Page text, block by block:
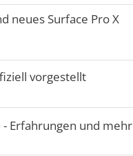
neues Surface Pro X
vorgestellt
Erfahrungen und mehr